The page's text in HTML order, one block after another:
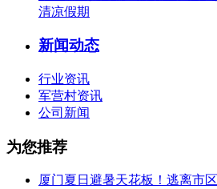
清凉假期
新闻动态
行业资讯
军营村资讯
公司新闻
为您推荐
厦门夏日避暑天花板！逃离市